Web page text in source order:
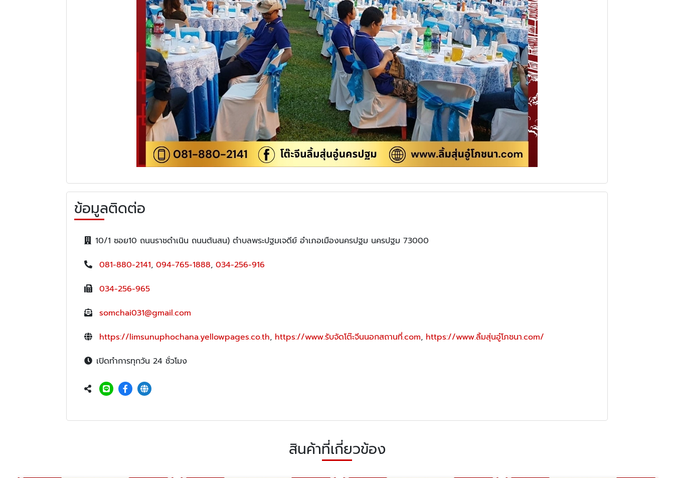
ข้อมูลติดต่อ
10/1 ซอย10 ถนนราชดำเนิน ถนนต้นสน) ตำบลพระปฐมเจดีย์ อำเภอเมืองนครปฐม นครปฐม 73000
081-880-2141, 094-765-1888, 034-256-916
034-256-965
somchai031@gmail.com
https://limsunuphochana.yellowpages.co.th, https://www.รับจัดโต๊ะจีนนอกสถานที่.com, https://www.ลิ้มสุ่นอู๋โภชนา.com/
เปิดทำการทุกวัน 24 ชั่วโมง
สินค้าที่เกี่ยวข้อง